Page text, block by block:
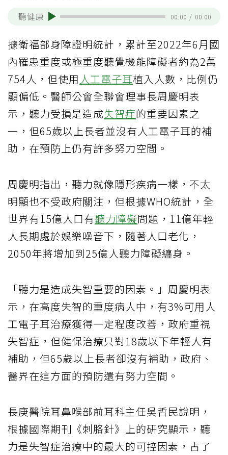
聽健康 00:00 / 00:00
據衛福部身障證明統計，累計至2022年6月國
內罹患重度或極重度聽覺機能障礙者約為2萬
754人，但使用 人工電子耳植入人數，比例仍
顯偏低。醫師公會全聯會理事長周慶明表
示，聽力受損是造成失智症的重要因素之
一，但65歲以上長者並沒有人工電子耳的補
助，在預防上仍有許多努力空間。
周慶明指出，聽力就像隱形疾病一樣，不太
明顯也不受政府關注，但根據WHO統計，全
世界有15億人口有聽力障礙問題，11億年輕
人長期處於娛樂噪音下，隨著人口老化，
2050年將增加到25億人聽力障礙纏身。
「聽力是造成失智重要的因素。」周慶明表
示，在高度失智的重度病人中，有3%可用人
工電子耳治療獲得一定程度改善，政府重視
失智症，但健保治療只對18歲以下年輕人有
補助，但65歲以上長者卻沒有補助，政府、
醫界在這方面的預防還有努力空間。
長庚醫院耳鼻喉部前耳科主任吳哲民說明，
根據國際期刊《刺胳針》上的研究顯示，聽
力是失智症治療中的最大的可控因素，占了